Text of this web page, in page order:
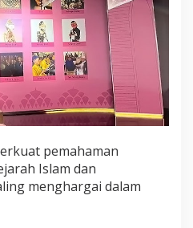
pemahaman
Islam dan
menghargai dalam